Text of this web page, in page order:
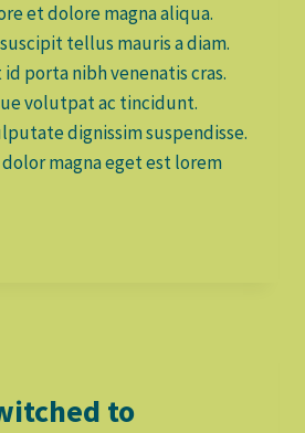
et dolore magna aliqua.
tellus mauris a diam.
porta nibh venenatis cras.
volutpat ac tincidunt.
dignissim suspendisse.
magna eget est lorem
to